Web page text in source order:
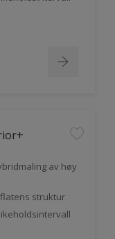
av høy
struktur